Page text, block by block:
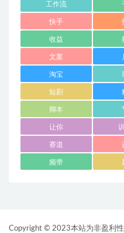
工作流
快手
收益
文案
淘宝
短剧
脚本
让你
赛道
频带
Copyright © 2023本站为非盈利